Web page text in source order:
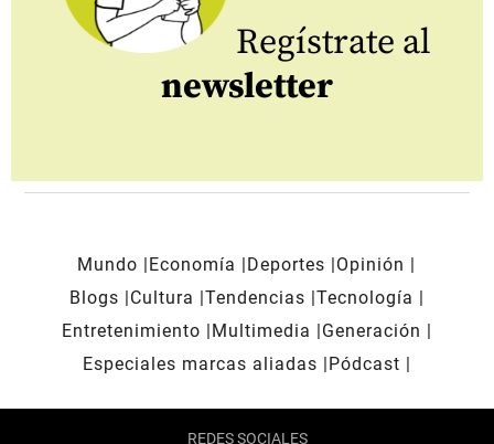
Regístrate al
newsletter
Mundo Economía Deportes
Opinión
Blogs
Cultura Tendencias Tecnología
Entretenimiento
Multimedia
Generación
Especiales marcas aliadas
Pódcast
REDES SOCIALES